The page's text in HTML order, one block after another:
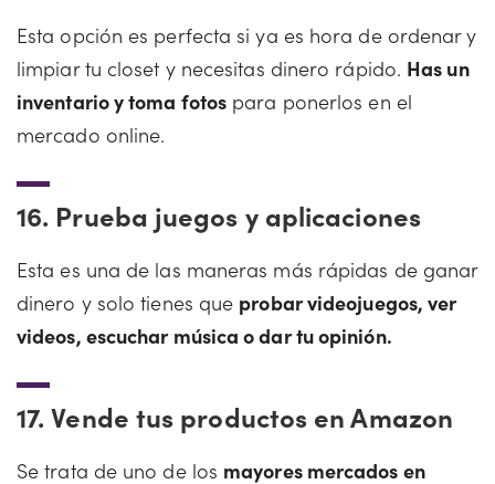
Esta opción es perfecta si ya es hora de ordenar y
limpiar tu closet y necesitas dinero rápido. Has un
inventario y toma fotos para ponerlos en el
mercado online.
16. Prueba juegos y aplicaciones
Esta es una de las maneras más rápidas de ganar
dinero y solo tienes que probar videojuegos, ver
videos, escuchar música o dar tu opinión.
17.Vende tus productos en Amazon
Se trata de uno de los mayores mercados en